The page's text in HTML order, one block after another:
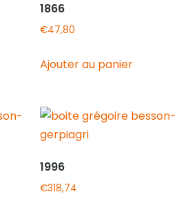
1866
€47,80
Ajouter au panier
1996
€318,74